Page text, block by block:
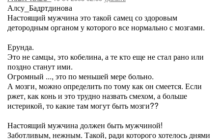
Алсу_Бадртдинова
Настоящий мужчина это такой самец со здоровым
детородным органом у которого все нормально с мозгами.
Ерунда.
Это не самцы, это кобелина, а те кто еще не стал рано или
поздно станут ими.
Огромный ..., это по меньшей мере больно.
А мозги, можно определить по тому как он смеется. Если
ржет, как конь и это трудно назвать смехом, а больше
истерикой, то какие там могут быть мозги??
Настоящий мужчина должен быть мужчиной!
Заботливым, нежным. Такой, ради которого хотелось днями